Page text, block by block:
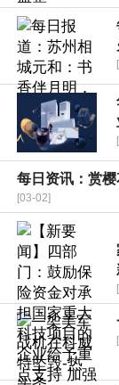
每日资讯：赏
[03-02]